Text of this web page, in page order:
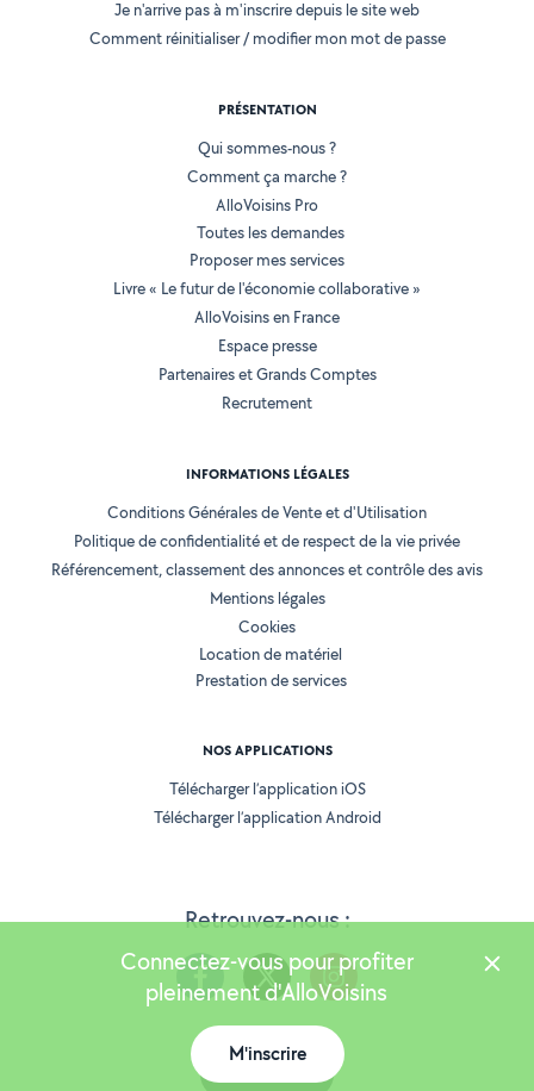
Retrouvez-nous :
Je n'arrive pas à m'inscrire depuis le site web
Comment réinitialiser / modifier mon mot de passe
PRÉSENTATION
Qui sommes-nous ?
Comment ça marche ?
AlloVoisins Pro
Toutes les demandes
Proposer mes services
Livre « Le futur de l'économie collaborative »
AlloVoisins en France
Espace presse
Partenaires et Grands Comptes
Recrutement
INFORMATIONS LÉGALES
Conditions Générales de Vente et d'Utilisation
Politique de confidentialité et de respect de la vie privée
Référencement, classement des annonces et contrôle des avis
Mentions légales
Cookies
Location de matériel
Prestation de services
NOS APPLICATIONS
Télécharger l’application iOS
Télécharger l’application Android
Version 25.5.3
Connectez-vous pour profiter
pleinement d'AlloVoisins
M'inscrire